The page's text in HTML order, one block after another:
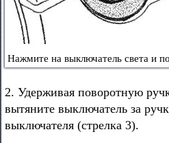
Нажмите на выключатель света и
2. Удерживая поворотную
вытяните выключатель за
выключателя (стрелка 3).